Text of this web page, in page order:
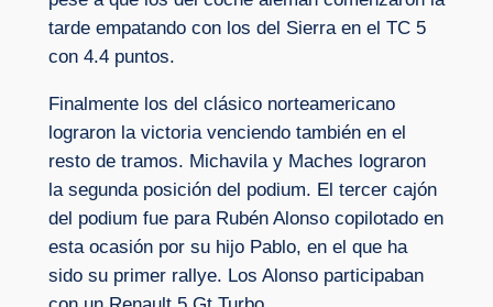
tarde empatando con los del Sierra en el TC 5
con 4.4 puntos.
Finalmente los del clásico norteamericano
lograron la victoria venciendo también en el
resto de tramos. Michavila y Maches lograron
la segunda posición del podium. El tercer cajón
del podium fue para Rubén Alonso copilotado en
esta ocasión por su hijo Pablo, en el que ha
sido su primer rallye. Los Alonso participaban